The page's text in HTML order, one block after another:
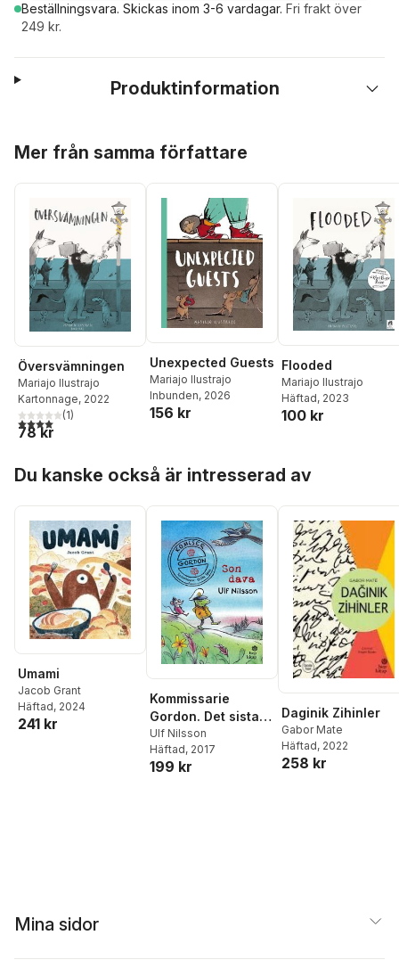
Beställningsvara. Skickas inom 3-6 vardagar. Fri frakt över
249 kr.
Produktinformation
Mer från samma författare
Översvämningen
Mariajo Ilustrajo
Kartonnage, 2022
4,0utav 5 stjärnor. Totalt antal röster:
(1)
78 kr
Unexpected Guests
Mariajo Ilustrajo
Inbunden, 2026
156 kr
Flooded
Mariajo Ilustrajo
Häftad, 2023
100 kr
Du kanske också är intresserad av
Umami
Jacob Grant
Häftad, 2024
241 kr
Kommissarie
Gordon. Det sista
fallet? (Turkiska)
Ulf Nilsson
Häftad, 2017
199 kr
Daginik Zihinler
Gabor Mate
Häftad, 2022
258 kr
Mina sidor